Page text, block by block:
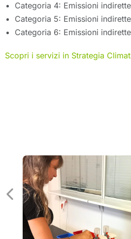
Categoria 4: Emissioni
Categoria 5: Emissioni
Categoria 6: Emissioni
Scopri i servizi in Strategia